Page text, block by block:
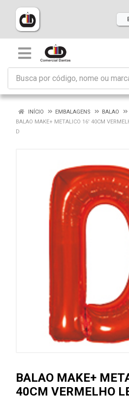
INÍCIO EMBALAGENS
BALAO
BALAO MAKE+ METALICO 16' 40CM
D
BALAO MAKE+
40CM VERMELHO